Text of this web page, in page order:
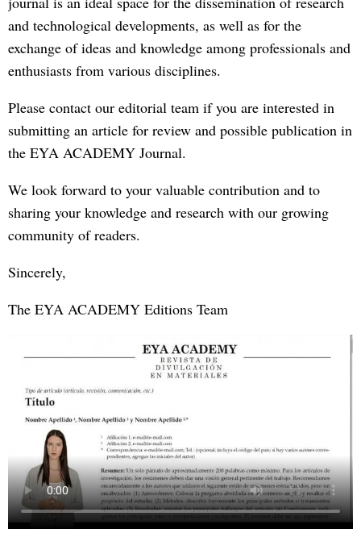
and technological developments, as well as for the
exchange of ideas and knowledge among professionals and
enthusiasts from various disciplines.
Please contact our editorial team if you are interested in
submitting an article for review and possible publication in
the EYA ACADEMY Journal.
We look forward to your valuable contribution and to
sharing your knowledge and research with our growing
community of readers.
Sincerely,
The EYA ACADEMY Editions Team